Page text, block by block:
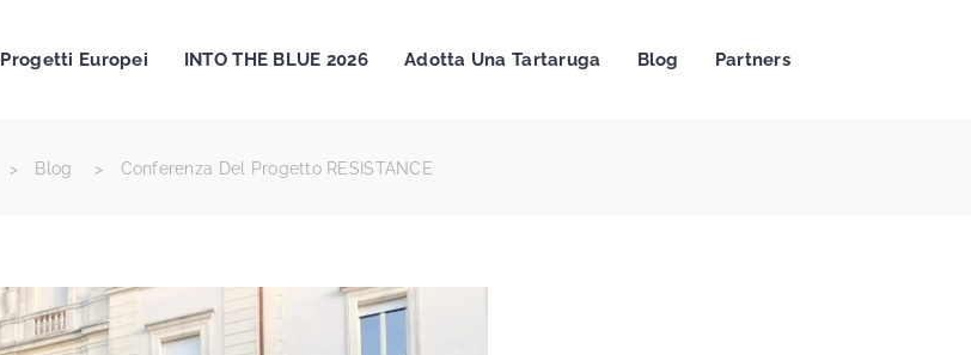
Progetti Europei INTO THE BLUE 2026 Adotta Una Tartaruga Blog Partners
> Blog > Conferenza Del Progetto RESISTANCE